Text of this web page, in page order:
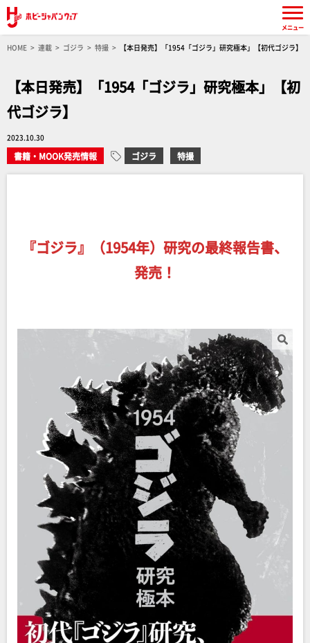
HOME 連載 ゴジラ 特撮 【本日発売】「1954「ゴジラ」研究極本」【初代ゴジラ】
【本日発売】「1954「ゴジラ」研究極本」【初
代ゴジラ】
2023.10.30
書籍・MOOK発売情報 ゴジラ 特撮
『ゴジラ』（1954年）研究の最終報告書、
発売！
メニュー